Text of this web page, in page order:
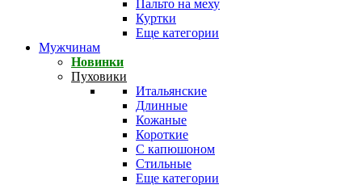
Пальто на меху
Куртки
Еще категории
Мужчинам
Новинки
Пуховики
Итальянские
Длинные
Кожаные
Короткие
С капюшоном
Стильные
Еще категории